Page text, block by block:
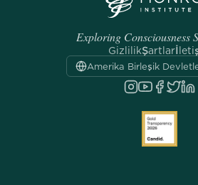
Exploring Consciousness
GizlilikŞartlar
Amerika Birleşik